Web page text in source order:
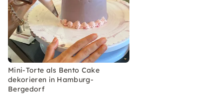
Mini-Torte als Bento Cake
dekorieren in Hamburg-
Bergedorf